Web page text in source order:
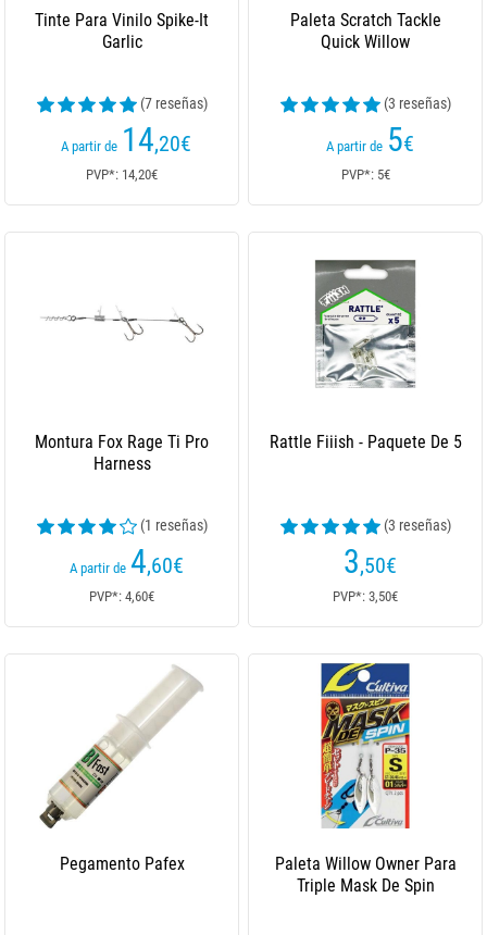
Tinte Para Vinilo Spike-It
Garlic
(7 reseñas)
A partir de 14,20€
PVP*: 14,20€
Paleta Scratch Tackle
Quick Willow
(3 reseñas)
A partir de 5€
PVP*: 5€
Montura Fox Rage Ti Pro
Harness
(1 reseñas)
A partir de 4,60€
PVP*: 4,60€
Rattle Fiiish - Paquete De 5
(3 reseñas)
3,50€
PVP*: 3,50€
Pegamento Pafex
Paleta Willow Owner Para
Triple Mask De Spin